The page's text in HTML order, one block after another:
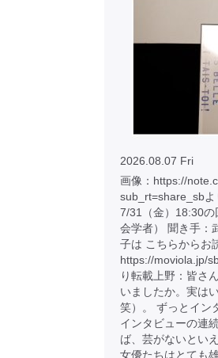
2026.08.07 Fri
画像：https://
sub_rt=share_sbよ
7/31（金）18:30の
会学者） 聞き手：
子は こちらからお
https://moviola.jp/
り転載上野：皆さ
いましたか。実は
笑）。 ずっとイン
インタビューの連
ば、芸がないとい
女優たちはとても